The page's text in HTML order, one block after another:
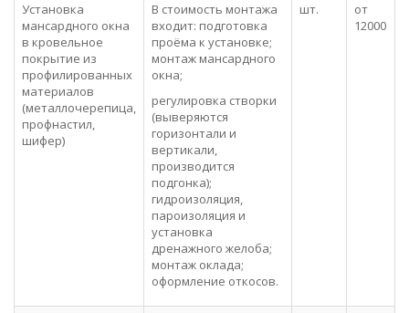
Установка
мансардного окна
в кровельное
покрытие из
профилированных
материалов
(металлочерепица,
профнастил,
шифер)
В стоимость монтажа
входит: подготовка
проёма к установке;
монтаж мансардного
окна;
регулировка створки
(выверяются
горизонтали и
вертикали,
производится
подгонка);
гидроизоляция,
пароизоляция и
установка
дренажного желоба;
монтаж оклада;
оформление откосов.
шт.
от
12000